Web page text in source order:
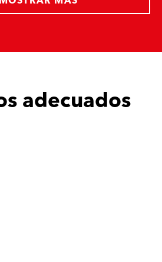
adecuados